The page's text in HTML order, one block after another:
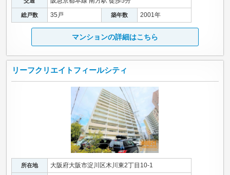
総戸数 35戸 築年数 2001年
マンションの詳細はこちら
リーフクリエイトフィールシティ
所在地 大阪府大阪市淀川区木川東2丁目10-1